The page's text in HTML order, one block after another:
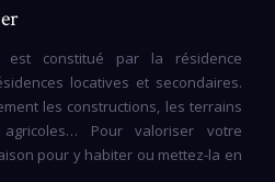
est constitué par la résidence
locatives et secondaires.
les constructions, les terrains
Pour valoriser votre
pour y habiter ou mettez-la en